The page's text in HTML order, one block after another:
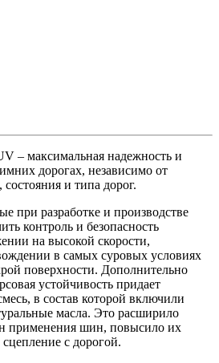
– максимальная надежность и
дорогах, независимо от
и типа дорог.
при разработке и производстве
контроль и безопасность
на высокой скорости,
в самых суровых условиях
поверхности. Дополнительно
устойчивость придает
в состав которой включили
масла. Это расширило
применения шин, повысило их
с дорогой.